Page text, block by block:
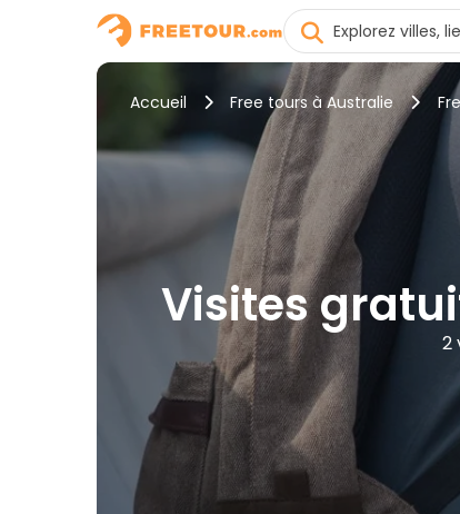
Accueil Free tours à Australie
Visites
2